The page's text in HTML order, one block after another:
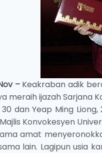
– Keakraban adik
meraih ijazah Sarjana
30 dan Yeap Ming
Konvokesyen
amat
lain. Lagipun usia